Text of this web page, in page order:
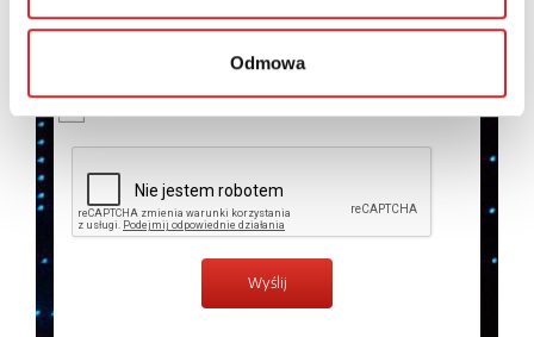
Odmowa
temat przetwarzania danych osobowych wPolityce